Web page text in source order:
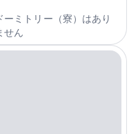
ーミトリー（寮）はあり
せん